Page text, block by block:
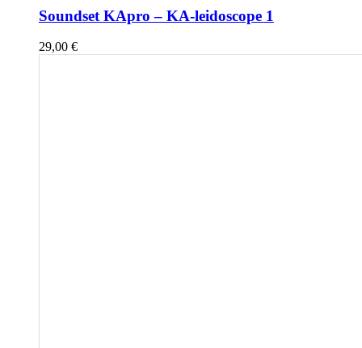
Soundset KApro – KA-leidoscope 1
29,00 €